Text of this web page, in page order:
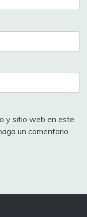
y sitio web en este
un comentario.